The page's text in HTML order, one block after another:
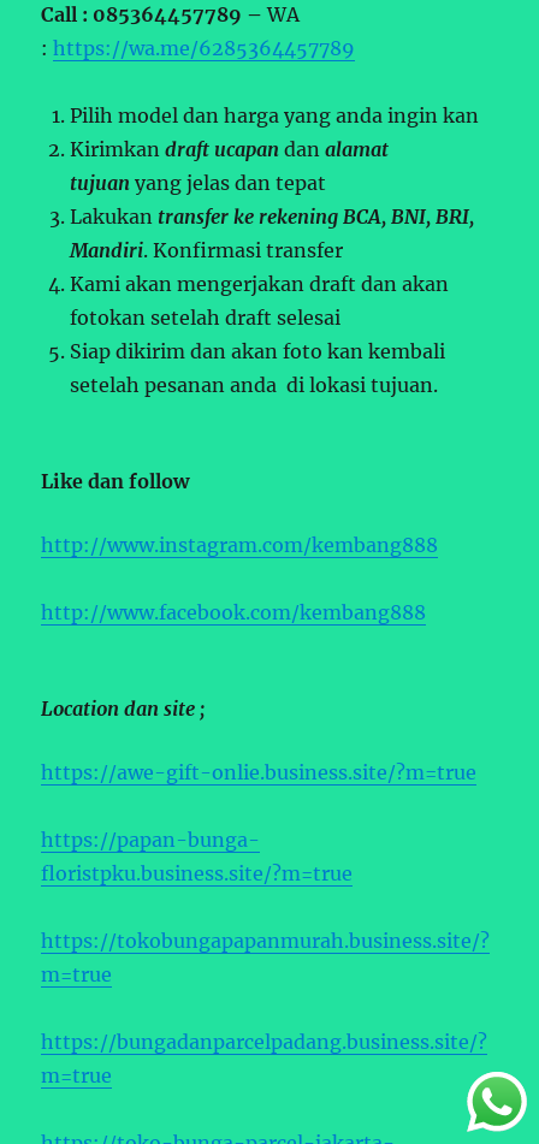
Call : 085364457789 –WA
:https://wa.me/6285364457789
Pilih model dan harga yang anda ingin kan
Kirimkandraft ucapan danalamat
tujuan yang jelas dan tepat
Lakukan transfer ke rekening BCA, BNI, BRI,
Mandiri. Konfirmasi transfer
Kami akan mengerjakan draft dan akan
fotokan setelah draft selesai
Siap dikirim dan akan foto kan kembali
setelah pesanan anda di lokasi tujuan.
Like dan follow
http://www.instagram.com/kembang888
http://www.facebook.com/kembang888
Location dan site ;
https://awe-gift-onlie.business.site/?m=true
https://papan-bunga-
floristpku.business.site/?m=true
https://tokobungapapanmurah.business.site/?
m=true
https://bungadanparcelpadang.business.site/?
m=true